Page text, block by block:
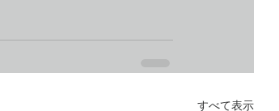
すべて表示